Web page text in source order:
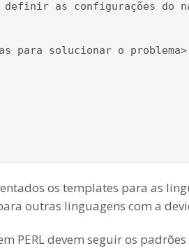
as configurações do
para solucionar o problema>
os templates para as
outras linguagens com a
PERL devem seguir os